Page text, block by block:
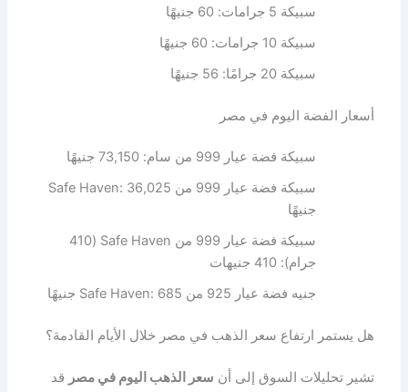
سبيكة 5 جرامات: 60 جنيهًا
سبيكة 10 جرامات: 60 جنيهًا
سبيكة 20 جرامًا: 56 جنيهًا
أسعار الفضة اليوم في مصر
سبيكة فضة عيار 999 من سام: 73,150 جنيهًا
سبيكة فضة عيار 999 من Safe Haven: 36,025
جنيهًا
سبيكة فضة عيار 999 من Safe Haven (410
جرام): 410 جنيهات
جنيه فضة عيار 925 من Safe Haven: 685 جنيهًا
هل يستمر ارتفاع سعر الذهب في مصر خلال الأيام القادمة؟
تشير تحليلات السوق إلى أن سعر الذهب اليوم في مصر قد